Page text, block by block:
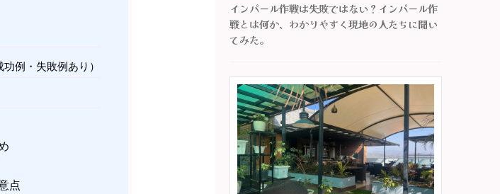
例・失敗例あり）
点
インパール作戦は失敗ではない？インパール作
戦とは何か、わかりやすく現地の人たちに聞い
てみた。